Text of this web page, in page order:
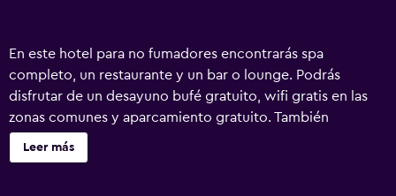
En este hotel para no fumadores encontrarás spa
completo, un restaurante y un bar o lounge. Podrás
disfrutar de un desayuno bufé gratuito, wifi gratis en las
zonas comunes y aparcamiento gratuito. También
encontrarás un bar junto a la piscina, un baño turco y una
terraza en la azotea. Black Hotel ofrece 61 alojamientos
Leer más